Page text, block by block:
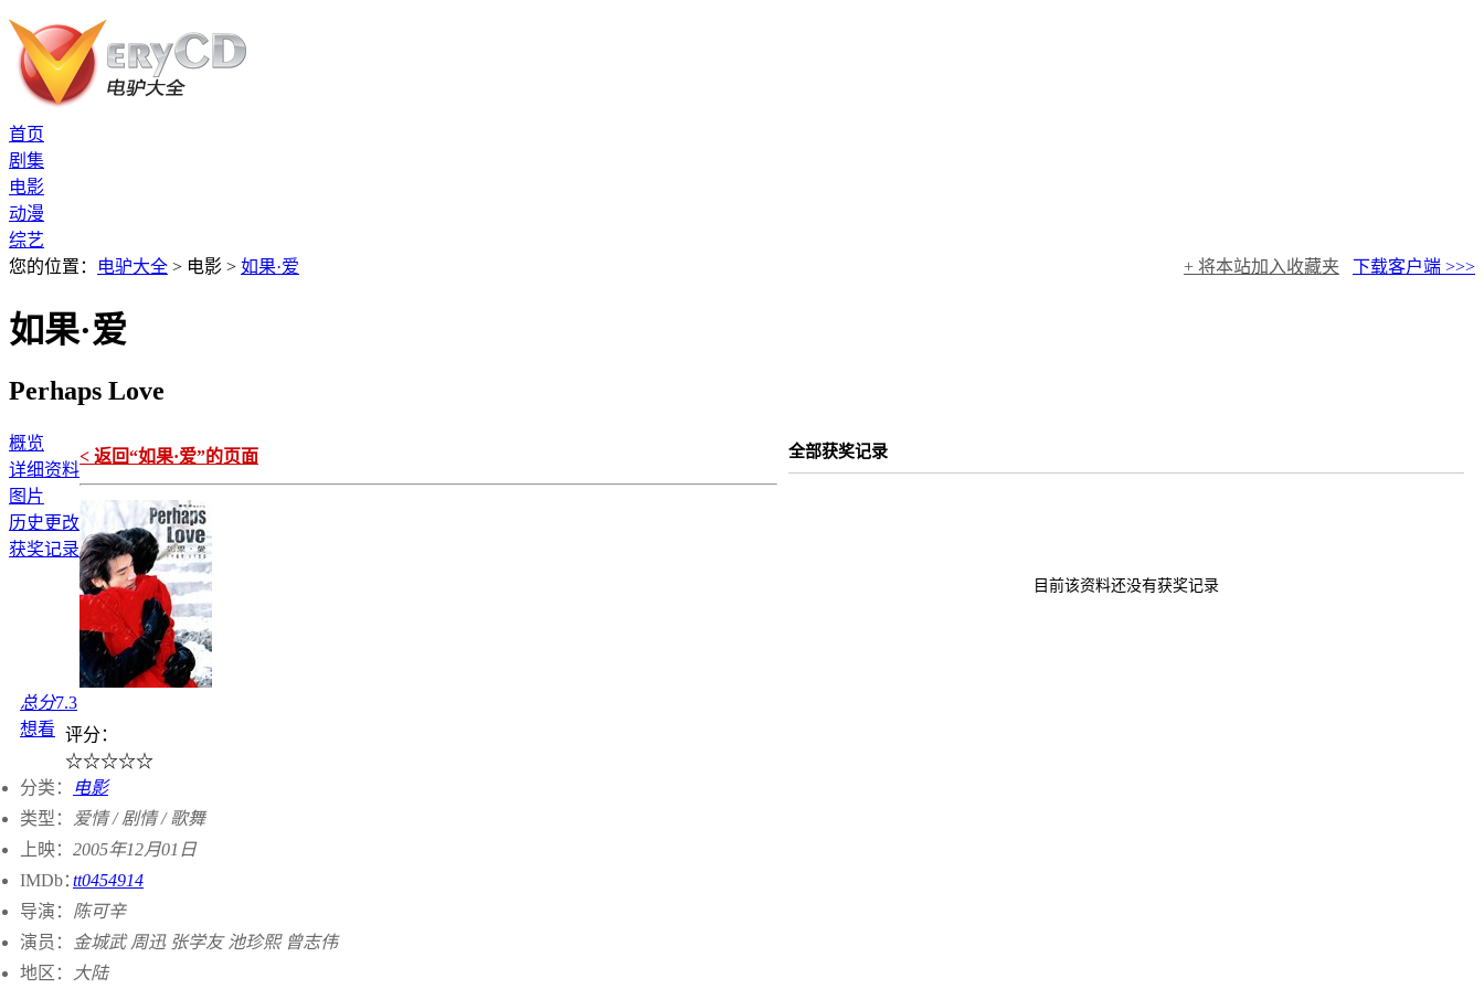
首页
剧集
电影
动漫
综艺
下载客户端 >>>
+ 将本站加入收藏夹
您的位置： 电驴大全 > 电影 > 如果·爱
如果·爱
Perhaps Love
概览
详细资料
图片
历史更改
获奖记录
全部获奖记录
目前该资料还没有获奖记录
< 返回“如果·爱”的页面
总分7.3
想看 评分：
☆☆☆☆☆
分类：
电影
类型：
爱情 / 剧情 / 歌舞
上映： 2005年12月01日
IMDb：tt0454914
导演： 陈可辛
演员：
金城武 周迅 张学友 池珍熙 曾志伟
地区：
大陆